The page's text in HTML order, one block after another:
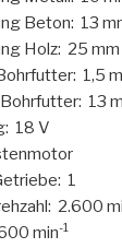
Beton: 13
Holz: 25 mm
1,5
13
18 V
1
2.600
min-1